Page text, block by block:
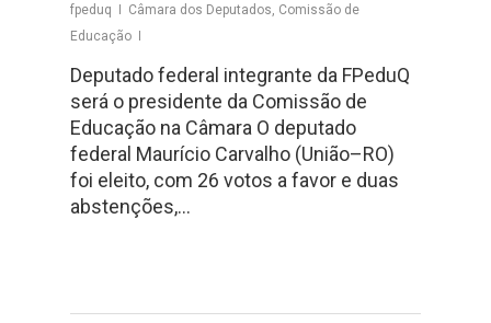
fpeduq Câmara dos Deputados, Comissão de
Educação
Deputado federal integrante da FPeduQ
será o presidente da Comissão de
Educação na Câmara O deputado
federal Maurício Carvalho (União–RO)
foi eleito, com 26 votos a favor e duas
abstenções,…